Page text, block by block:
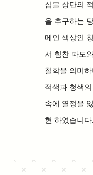
심볼 상단의
을 추구하는
메인 색상인
서 힘찬 파도
철학을 의미하
적색과 청색
속에 열정을
현 하였습니다.